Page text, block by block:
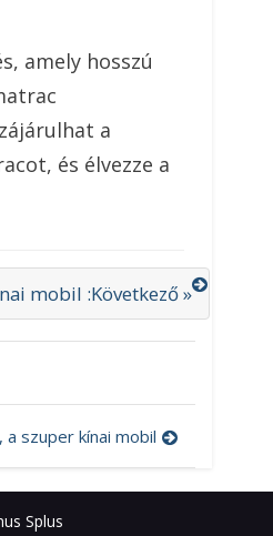
amely hosszú
a
és élvezze a
mobil :Következő »
szuper kínai mobil
Splus